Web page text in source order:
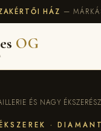
HÁZ —
OG
ÉS NAGY
·